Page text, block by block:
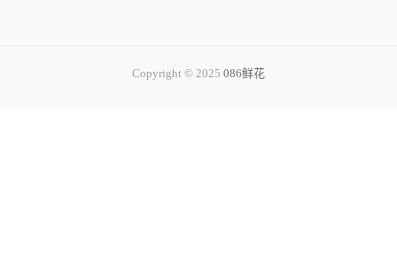
Copyright © 2025 086鲜花